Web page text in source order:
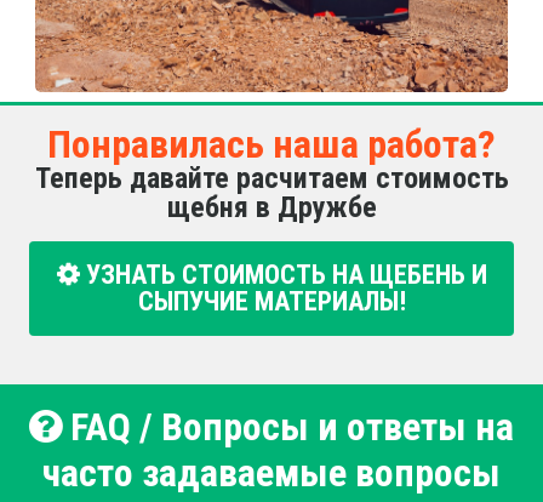
Понравилась наша работа?
Теперь давайте расчитаем стоимость
щебня в Дружбе
УЗНАТЬ СТОИМОСТЬ НА ЩЕБЕНЬ И
СЫПУЧИЕ МАТЕРИАЛЫ!
FAQ / Вопросы и ответы на
часто задаваемые вопросы